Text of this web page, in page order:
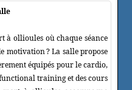
à ollioules où chaque séance
motivation ? La salle propose
équipés pour le cardio,
training et des cours